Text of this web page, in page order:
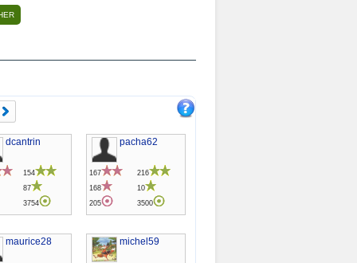
dcantrin
154
87
3754
pacha62
167
168
205
216
10
3500
maurice28 michel59